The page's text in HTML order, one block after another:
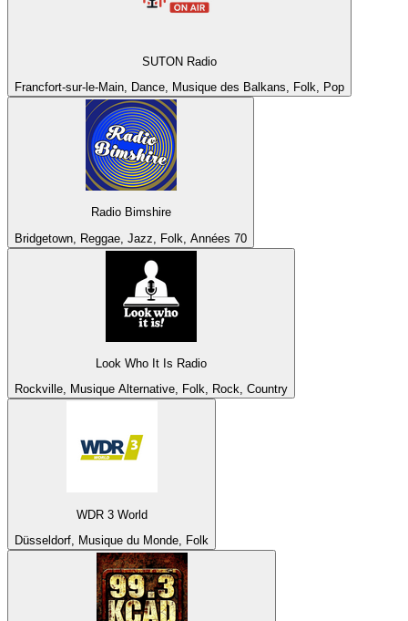
SUTON Radio
Francfort-sur-le-Main, Dance, Musique des Balkans, Folk, Pop
Radio Bimshire
Bridgetown, Reggae, Jazz, Folk, Années 70
Look Who It Is Radio
Rockville, Musique Alternative, Folk, Rock, Country
WDR 3 World
Düsseldorf, Musique du Monde, Folk